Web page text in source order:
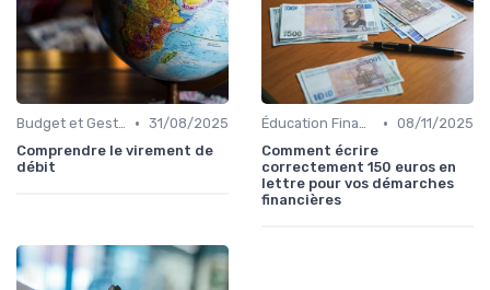
Budget et Gestion des Finances Personnelles • 31/08/2025
Comprendre le virement de
débit
Éducation Financière • 08/11/2025
Comment écrire
correctement 150 euros en
lettre pour vos démarches
financières